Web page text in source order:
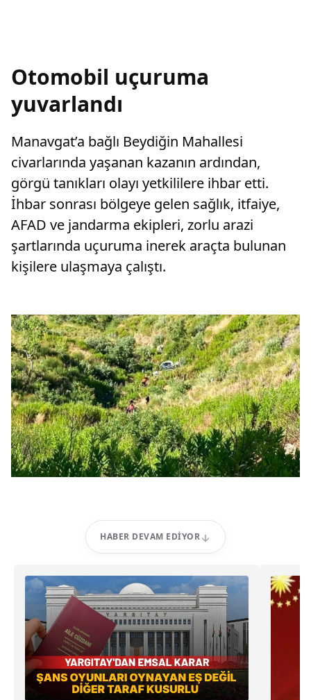
Otomobil uçuruma
yuvarlandı
Manavgat’a bağlı Beydiğin Mahallesi
civarlarında yaşanan kazanın ardından,
görgü tanıkları olayı yetkililere ihbar etti.
İhbar sonrası bölgeye gelen sağlık, itfaiye,
AFAD ve jandarma ekipleri, zorlu arazi
şartlarında uçuruma inerek araçta bulunan
kişilere ulaşmaya çalıştı.
HABER DEVAM EDIYOR